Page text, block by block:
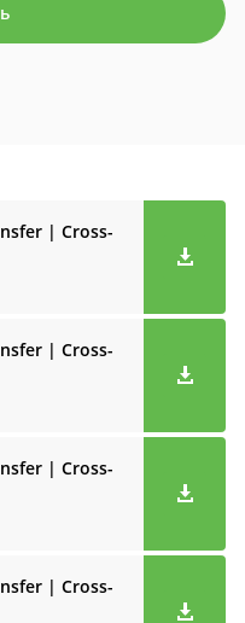
| Cross-
| Cross-
| Cross-
| Cross-